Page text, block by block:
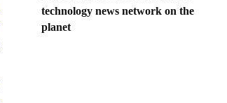
technology news network on the
planet